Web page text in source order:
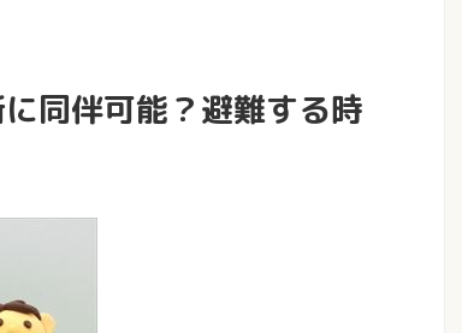
同伴可能？避難する時